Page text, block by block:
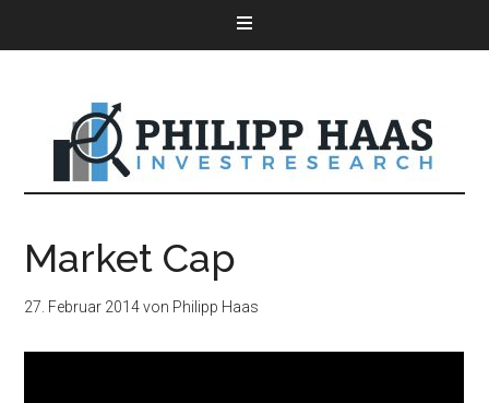
Market Cap
27. Februar 2014von Philipp Haas